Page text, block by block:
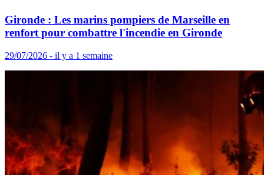
Gironde : Les marins pompiers de Marseille en
renfort pour combattre l'incendie en Gironde
29/07/2026 - il y a 1 semaine